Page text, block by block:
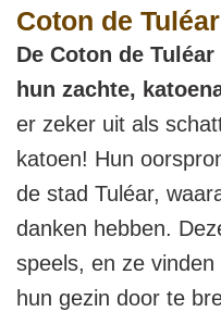
Coton de Tuléar
De Coton de
hun zachte,
er zeker uit als
katoen! Hun
de stad Tuléar,
danken hebben.
speels, en ze
hun gezin door te